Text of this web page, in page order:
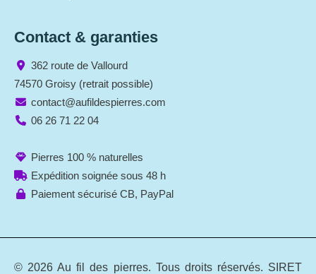
Contact & garanties
362 route de Vallourd
74570 Groisy (retrait possible)
contact@aufildespierres.com
06 26 71 22 04
Pierres 100 % naturelles
Expédition soignée sous 48 h
Paiement sécurisé CB, PayPal
© 2026 Au fil des pierres. Tous droits réservés. SIRET